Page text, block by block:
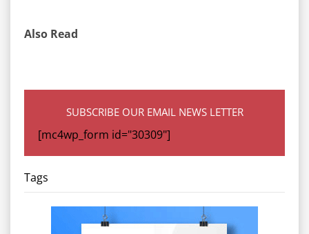
Also Read
SUBSCRIBE OUR EMAIL NEWS LETTER
[mc4wp_form id="30309"]
Tags